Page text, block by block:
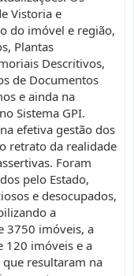
Vistoria e
do imóvel e região,
Plantas
Descritivos,
de Documentos
e ainda na
Sistema GPI.
efetiva gestão dos
retrato da realidade
Foram
pelo Estado,
e desocupados,
a
3750 imóveis, a
120 imóveis e a
que resultaram na